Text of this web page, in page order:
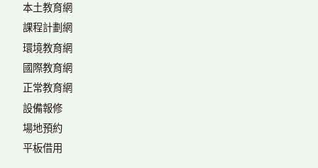
本土教育網
課程計劃網
環境教育網
國際教育網
正常教育網
設備報修
場地預約
平板借用